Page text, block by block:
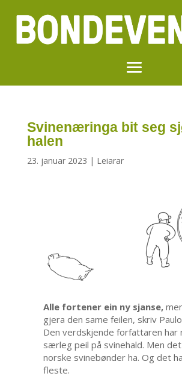
Svinenæringa bit seg
halen
23. januar 2023 | Leiarar
Alle fortener ein ny sjanse,
gjera den same feilen, skriv
Den verdskjende forfattaren har
særleg peil på svinehald. Men
norske svinebønder ha. Og det
fleste.